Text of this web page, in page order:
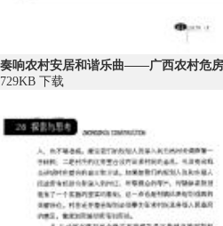
奏响农村安居和谐乐曲——广西农村危
729KB 下载